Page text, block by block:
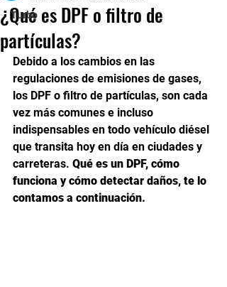
Turbo
¿Qué es DPF o filtro de
partículas?
Debido a los cambios en las
regulaciones de emisiones de gases,
los DPF o filtro de partículas, son cada
vez más comunes e incluso
indispensables en todo vehículo diésel
que transita hoy en día en ciudades y
carreteras. Qué es un DPF, cómo
funciona y cómo detectar daños, te lo
contamos a continuación.